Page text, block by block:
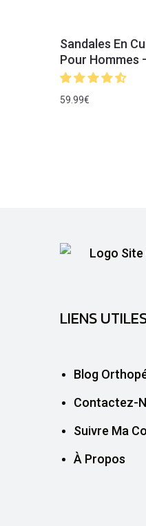
Sandales En
Pour Hommes
59.99€
LIENS
Blog
Contactez-
Suivre Ma
À Propos